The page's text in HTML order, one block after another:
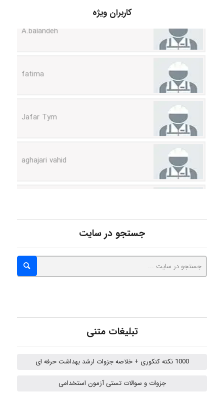
کاربران ویژه
hosein abdolvand
Kati
emami
جستجو در سایت
تبلیغات متنی
1000 نکته کنکوری + خلاصه جزوات ارشد بهداشت حرفه ای
جزوات و سوالات تستی آزمون استخدامی